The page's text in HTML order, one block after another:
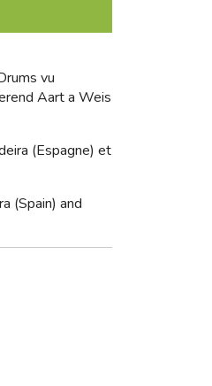
vu
Aart a Weis
(Espagne) et
(Spain) and